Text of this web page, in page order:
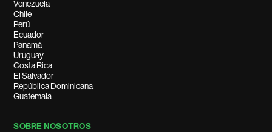
Venezuela
Chile
Perú
Ecuador
Panamá
Uruguay
Costa Rica
El Salvador
República Dominicana
Guatemala
SOBRE NOSOTROS